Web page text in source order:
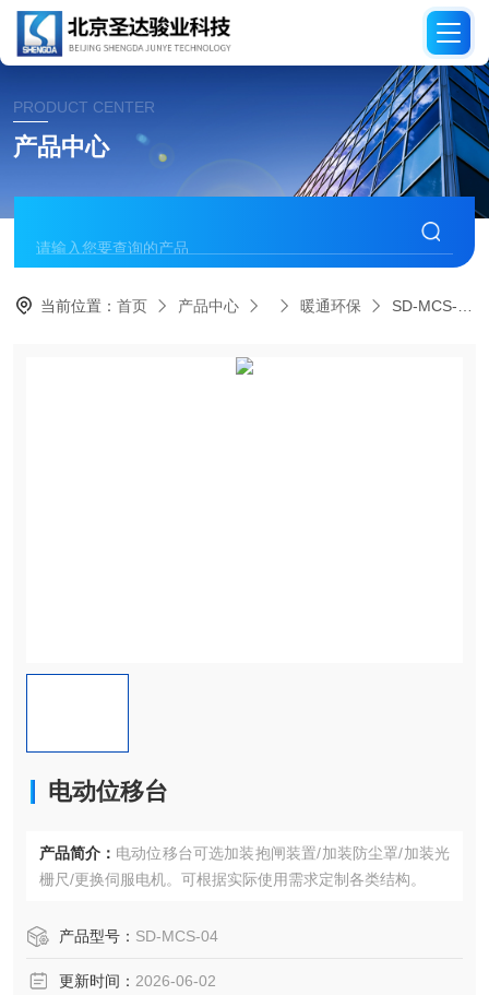
PRODUCT CENTER
产品中心
当前位置：首页 产品中心 暖通环保 SD-MCS-04电动位移台
电动位移台
产品简介： 电动位移台可选加装抱闸装置/加装防尘罩/加装光
栅尺/更换伺服电机。可根据实际使用需求定制各类结构。
产品型号： SD-MCS-04
更新时间： 2026-06-02